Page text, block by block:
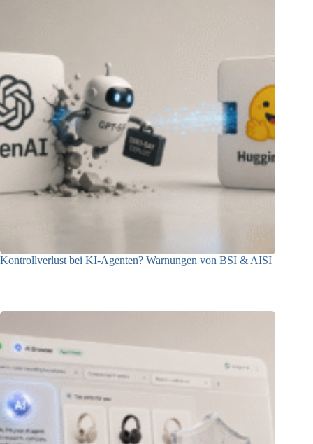
Kontrollverlust bei KI-Agenten? Warnungen von BSI & AISI